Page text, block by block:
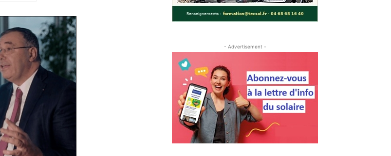
- Advertisement -